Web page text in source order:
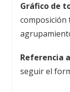
Gráfico de
composición
Referencia
seguir el